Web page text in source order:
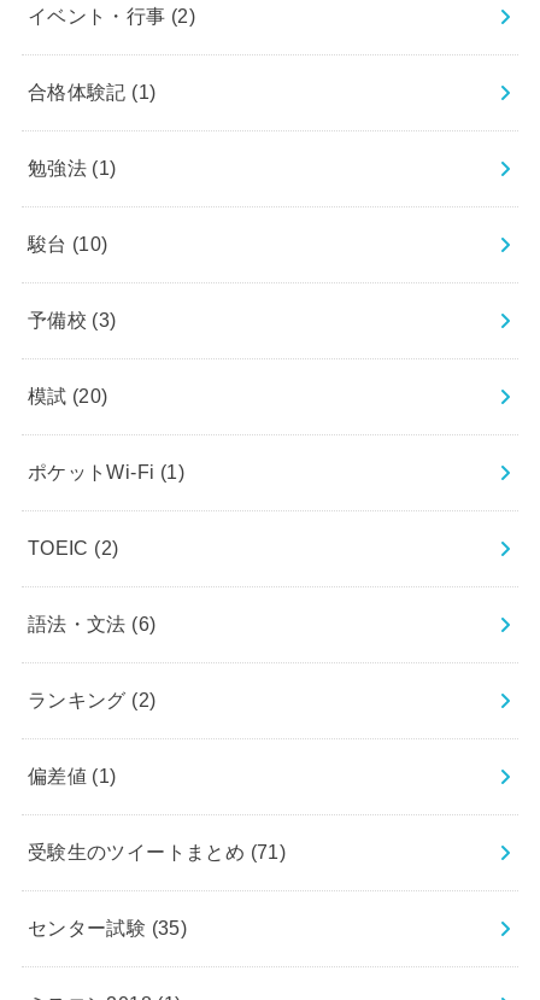
イベント・行事 (2)
合格体験記 (1)
勉強法 (1)
駿台 (10)
予備校 (3)
模試 (20)
ポケットWi-Fi (1)
TOEIC (2)
語法・文法 (6)
ランキング (2)
偏差値 (1)
受験生のツイートまとめ (71)
センター試験 (35)